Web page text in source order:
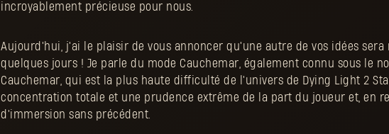
incroyablement précieuse pour nous.
Aujourd'hui, j'ai le plaisir de vous annoncer qu'une autre de vos idées sera
quelques jours ! Je parle du mode Cauchemar, également connu sous le
Cauchemar, qui est la plus haute difficulté de l'univers de Dying Light 2
concentration totale et une prudence extrême de la part du joueur et, en
d'immersion sans précédent.